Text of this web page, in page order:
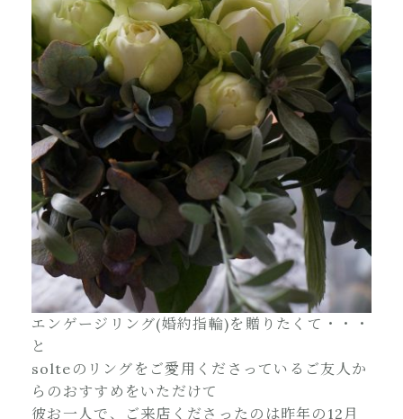
エンゲージリング(婚約指輪)を贈りたくて・・・
と
solteのリングをご愛用くださっているご友人か
らのおすすめをいただけて
彼お一人で、ご来店くださったのは昨年の12月